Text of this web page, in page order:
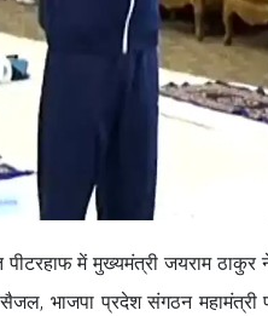
पीटरहाफ में मुख्‍यमंत्री जयराम
भाजपा प्रदेश संगठन महामंत्री